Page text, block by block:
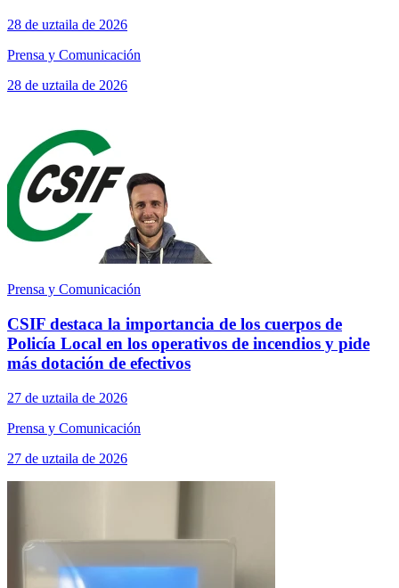
28 de uztaila de 2026
Prensa y Comunicación
28 de uztaila de 2026
Prensa y Comunicación
CSIF destaca la importancia de los cuerpos de
Policía Local en los operativos de incendios y pide
más dotación de efectivos
27 de uztaila de 2026
Prensa y Comunicación
27 de uztaila de 2026